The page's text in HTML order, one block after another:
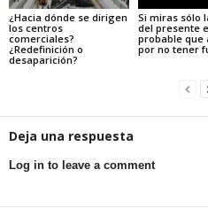
¿Hacia dónde se dirigen
los centros
comerciales?
¿Redefinición o
desaparición?
Si miras sólo
del presente
probable que
por no tener
Deja una respuesta
Log in to leave a comment